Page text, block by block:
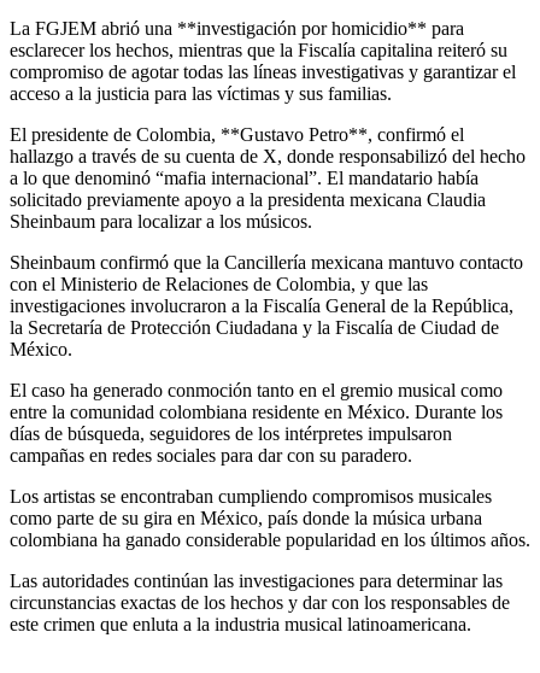
La FGJEM abrió una **investigación por homicidio** para
esclarecer los hechos, mientras que la Fiscalía capitalina reiteró su
compromiso de agotar todas las líneas investigativas y garantizar el
acceso a la justicia para las víctimas y sus familias.
El presidente de Colombia, **Gustavo Petro**, confirmó el
hallazgo a través de su cuenta de X, donde responsabilizó del hecho
a lo que denominó “mafia internacional”. El mandatario había
solicitado previamente apoyo a la presidenta mexicana Claudia
Sheinbaum para localizar a los músicos.
Sheinbaum confirmó que la Cancillería mexicana mantuvo contacto
con el Ministerio de Relaciones de Colombia, y que las
investigaciones involucraron a la Fiscalía General de la República,
la Secretaría de Protección Ciudadana y la Fiscalía de Ciudad de
México.
El caso ha generado conmoción tanto en el gremio musical como
entre la comunidad colombiana residente en México. Durante los
días de búsqueda, seguidores de los intérpretes impulsaron
campañas en redes sociales para dar con su paradero.
Los artistas se encontraban cumpliendo compromisos musicales
como parte de su gira en México, país donde la música urbana
colombiana ha ganado considerable popularidad en los últimos años.
Las autoridades continúan las investigaciones para determinar las
circunstancias exactas de los hechos y dar con los responsables de
este crimen que enluta a la industria musical latinoamericana.